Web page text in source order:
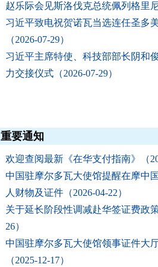
赵乐际会见斯洛伐克总统佩列格里
习近平致电祝贺诺瓦当选连任圣多
（2026-07-29）
习近平主席特使、科技部部长阴和
力交接仪式 （2026-07-29）
重要通知
欢迎查阅最新《在华支付指南》
（
中国驻摩尔多瓦大使馆提醒在摩中
人财物及证件 （2026-04-22）
关于延长阶段性调减赴华签证费政
26）
中国驻摩尔多瓦大使馆领事证件大
（2025-12-17）